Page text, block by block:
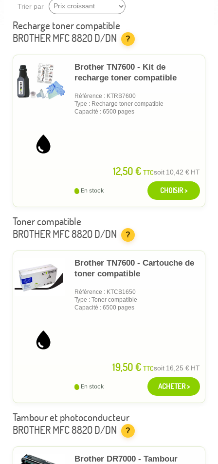
Trier par
Recharge toner compatible
BROTHER MFC 8820 D/DN
?
Brother TN7600 - Kit de
recharge toner compatible
Référence : KTRB7600
Type : Recharge toner compatible
Capacité : 6500 pages
12,50 € TTCsoit 10,42 € HT
En stock CHOISIR >
Toner compatible
BROTHER MFC 8820 D/DN
?
Brother TN7600 - Cartouche de
toner compatible
Référence : KTCB1650
Type : Toner compatible
Capacité : 6500 pages
19,50 € TTCsoit 16,25 € HT
En stock ACHETER >
Tambour et photoconducteur
BROTHER MFC 8820 D/DN
?
Brother DR7000 - Tambour